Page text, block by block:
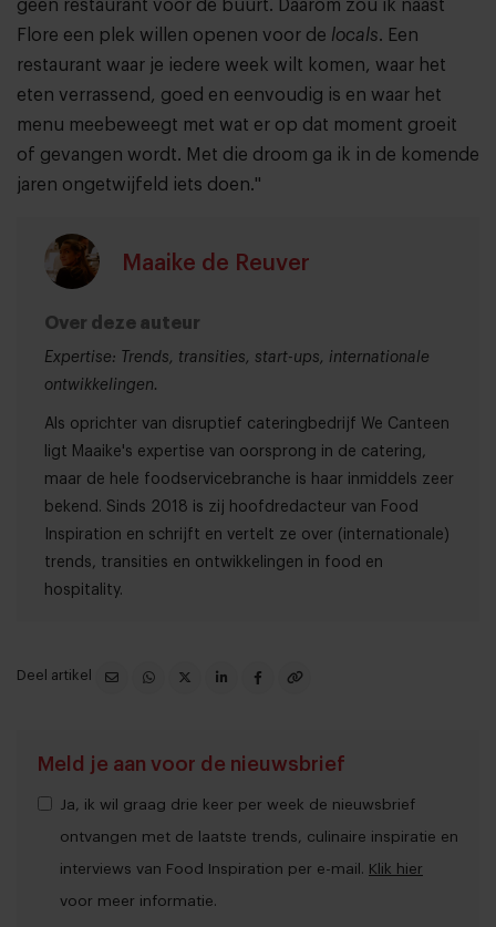
geen restaurant voor de buurt. Daarom zou ik naast
Flore een plek willen openen voor de locals. Een
restaurant waar je iedere week wilt komen, waar het
eten verrassend, goed en eenvoudig is en waar het
menu meebeweegt met wat er op dat moment groeit
of gevangen wordt. Met die droom ga ik in de komende
jaren ongetwijfeld iets doen."
Maaike de Reuver
Over deze auteur
Expertise: Trends, transities, start-ups, internationale
ontwikkelingen.
Als oprichter van disruptief cateringbedrijf We Canteen
ligt Maaike's expertise van oorsprong in de catering,
maar de hele foodservicebranche is haar inmiddels zeer
bekend. Sinds 2018 is zij hoofdredacteur van Food
Inspiration en schrijft en vertelt ze over (internationale)
trends, transities en ontwikkelingen in food en
hospitality.
Deel artikel
Meld je aan voor de nieuwsbrief
Ja, ik wil graag drie keer per week de nieuwsbrief
ontvangen met de laatste trends, culinaire inspiratie en
interviews van Food Inspiration per e-mail. Klik hier
voor meer informatie.